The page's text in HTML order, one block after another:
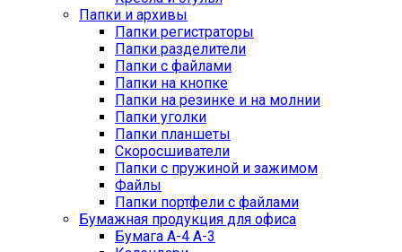
Папки и архивы
Папки регистраторы
Папки разделители
Папки с файлами
Папки на кнопке
Папки на резинке и на молнии
Папки уголки
Папки планшеты
Скоросшиватели
Папки с пружиной и зажимом
Файлы
Папки портфели с файлами
Бумажная продукция для офиса
Бумага А-4 А-3